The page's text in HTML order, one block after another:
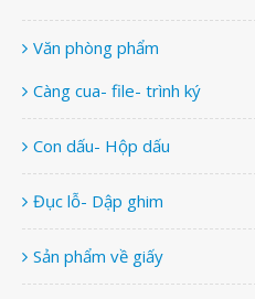
Văn phòng phẩm
Càng cua- file- trình ký
Con dấu- Hộp dấu
Đục lỗ- Dập ghim
Sản phẩm về giấy